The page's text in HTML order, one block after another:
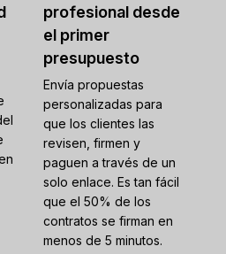
profesional desde
el primer
presupuesto
Envía propuestas
personalizadas para
que los clientes las
revisen, firmen y
paguen a través de un
solo enlace. Es tan fácil
que el 50% de los
contratos se firman en
menos de 5 minutos.